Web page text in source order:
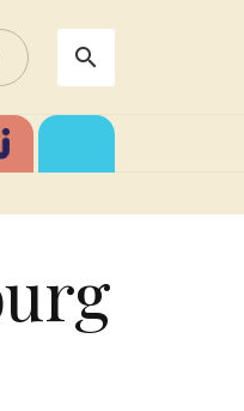
search
search